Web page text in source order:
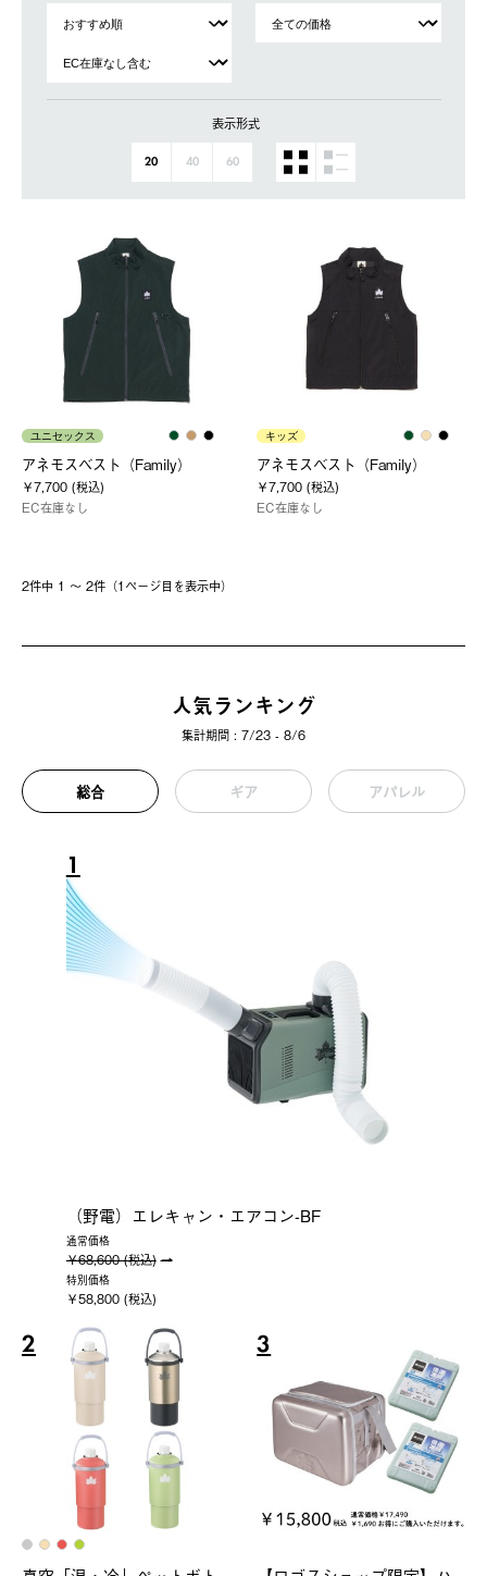
表示形式
20 40 60
ユニセックス
アネモスベスト（Family）
￥7,700 (税込)
EC在庫なし
キッズ
アネモスベスト（Family）
￥7,700 (税込)
EC在庫なし
2件中 1 〜 2件（1ページ⽬を表⽰中）
人気ランキング
集計期間 : 7/23 - 8/6
総合 ギア アパレル
1
（野電）エレキャン・エアコン-BF
通常価格
￥68,600 (税込)
特別価格
￥58,800 (税込)
2 3